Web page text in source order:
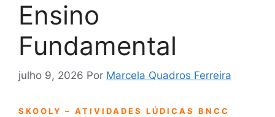
Ensino
Fundamental
julho 9, 2026 Por Marcela Quadros Ferreira
SKOOLY – ATIVIDADES LÚDICAS BNCC